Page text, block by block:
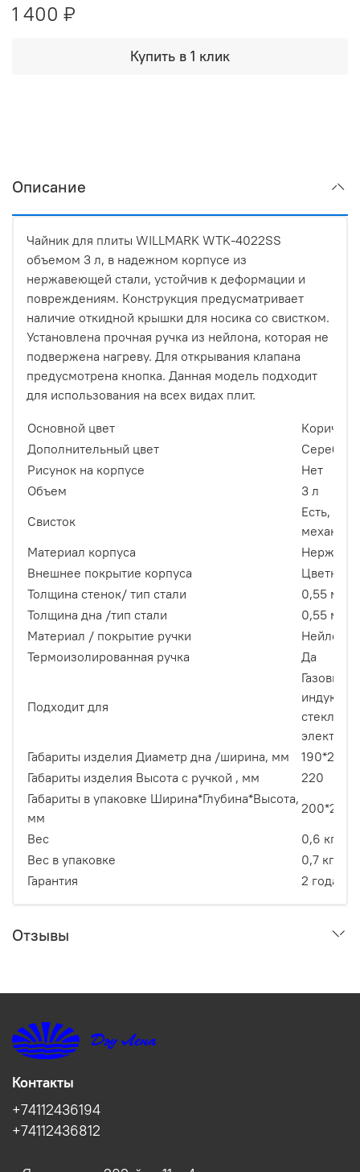
1 400 ₽
Купить в 1 клик
Описание
Чайник для плиты WILLMARK WTK-4022SS
объемом 3 л, в надежном корпусе из
нержавеющей стали, устойчив к деформации и
повреждениям. Конструкция предусматривает
наличие откидной крышки для носика со свистком.
Установлена прочная ручка из нейлона, которая не
подвержена нагреву. Для открывания клапана
предусмотрена кнопка. Данная модель подходит
для использования на всех видах плит.
Основной цвет
Дополнительный цвет
Рисунок на корпусе
Нет
Объем
3 л
Свисток
Есть,
Материал корпуса
Внешнее покрытие корпуса
Цветное
Толщина стенок/ тип стали
0,55 мм /
Толщина дна /тип стали
0,55 мм /
Материал / покрытие ручки
Нейлон /
Термоизолированная ручка
Да
Подходит для
Газовых
Габариты изделия Диаметр дна /ширина, мм
190*220
Габариты изделия Высота с ручкой , мм
220
Габариты в упаковке Ширина*Глубина*Высота,
мм
Вес
0,6 кг
Вес в упаковке
0,7 кг
Гарантия
2 года
Отзывы
Контакты
+74112436194
+74112436812